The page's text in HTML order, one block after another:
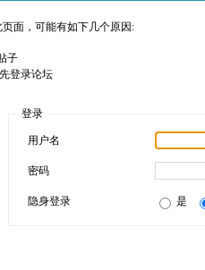
面，可能有如下几个原因:
子
登录论坛
登录
用户名
密码
隐身登录 是